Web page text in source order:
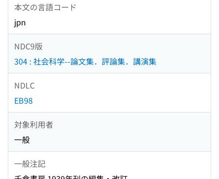
本文の言語コード
jpn
NDC9版
304 : 社会科学--論文集．評論集．講演集
NDLC
EB98
対象利用者
一般
一般注記